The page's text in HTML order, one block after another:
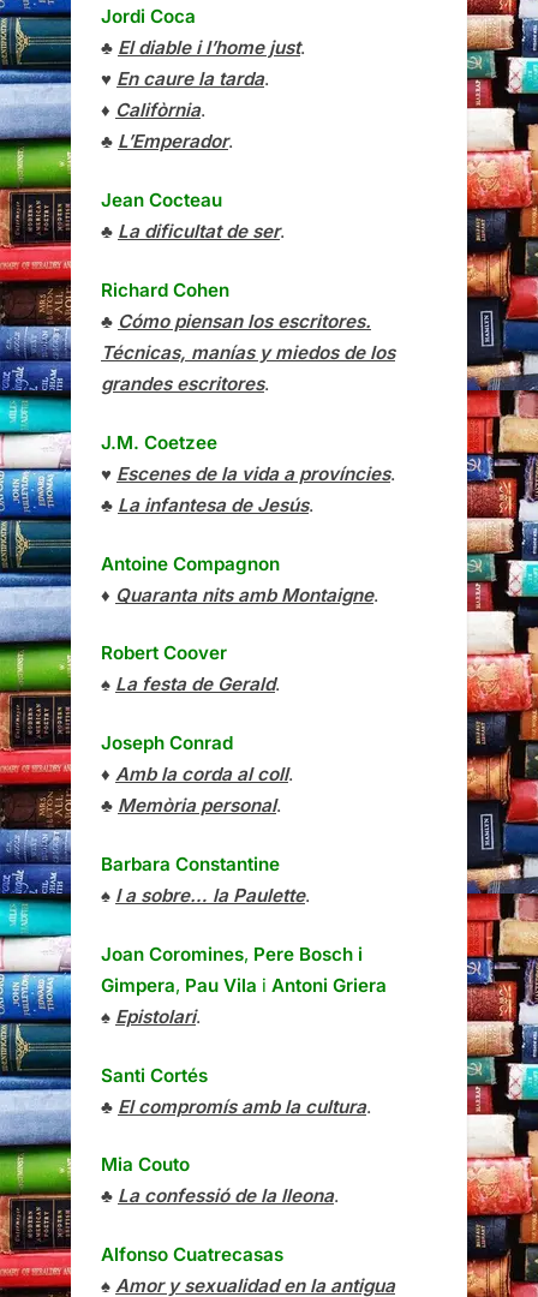
Jordi Coca
♣ El diable i l’home just.
♥ En caure la tarda.
♦ Califòrnia.
♣ L’Emperador.
Jean Cocteau
♣ La dificultat de ser.
Richard Cohen
♣ Cómo piensan los escritores.
Técnicas, manías y miedos de los
grandes escritores.
J.M. Coetzee
♥ Escenes de la vida a províncies.
♣ La infantesa de Jesús.
Antoine Compagnon
♦ Quaranta nits amb Montaigne.
Robert Coover
♠ La festa de Gerald.
Joseph Conrad
♦ Amb la corda al coll.
♣ Memòria personal.
Barbara Constantine
♠ I a sobre… la Paulette.
Joan Coromines, Pere Bosch i
Gimpera, Pau Vila i Antoni Griera
♠ Epistolari.
Santi Cortés
♣ El compromís amb la cultura.
Mia Couto
♣ La confessió de la lleona.
Alfonso Cuatrecasas
♠ Amor y sexualidad en la antigua